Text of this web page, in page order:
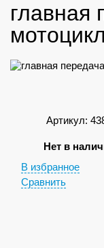
главная
Артикул:
Нет в
В избранное
Сравнить